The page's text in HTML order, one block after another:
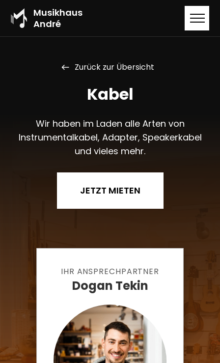
Musikhaus
André
west Zurück zur Übersicht
Kabel
Wir haben im Laden alle Arten von
Instrumentalkabel, Adapter, Speakerkabel
und vieles mehr.
JETZT MIETEN
IHR ANSPRECHPARTNER
Dogan Tekin